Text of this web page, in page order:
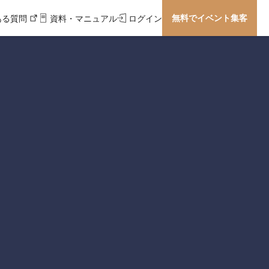
る質問 資料・マニュアル ログイン 無料でイベント集客